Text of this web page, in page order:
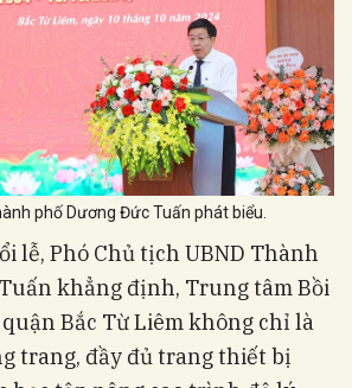
phố Dương Đức Tuấn phát biểu.
lễ, Phó Chủ tịch UBND Thành
khẳng định, Trung tâm Bồi
Bắc Từ Liêm không chỉ là
trang, đầy đủ trang thiết bị